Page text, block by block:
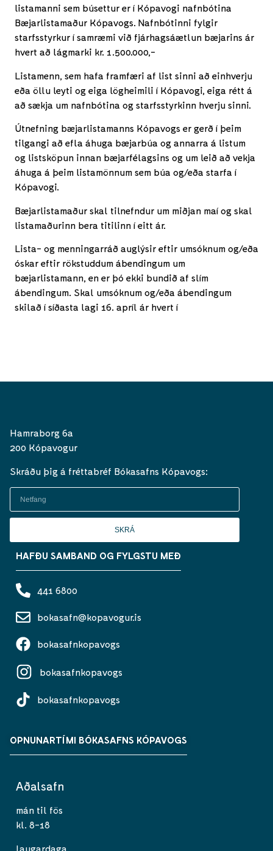
listamanni sem búsettur er í Kópavogi nafnbótina
Bæjarlistamaður Kópavogs. Nafnbótinni fylgir
starfsstyrkur í samræmi við fjárhagsáætlun bæjarins ár
hvert að lágmarki kr. 1.500.000,-
Listamenn, sem hafa framfæri af list sinni að einhverju
eða öllu leyti og eiga lögheimili í Kópavogi, eiga rétt á
að sækja um nafnbótina og starfsstyrkinn hverju sinni.
Útnefning bæjarlistamanns Kópavogs er gerð í þeim
tilgangi að efla áhuga bæjarbúa og annarra á listum
og listsköpun innan bæjarfélagsins og um leið að vekja
áhuga á þeim listamönnum sem búa og/eða starfa í
Kópavogi.
Bæjarlistamaður skal tilnefndur um miðjan maí og skal
listamaðurinn bera titilinn í eitt ár.
Lista- og menningarráð auglýsir eftir umsóknum og/eða
óskar eftir rökstuddum ábendingum um
bæjarlistamann, en er þó ekki bundið af slím
ábendingum. Skal umsóknum og/eða ábendingum
skilað í síðasta lagi 16. apríl ár hvert í
Hamraborg 6a
200 Kópavogur
Skráðu þig á fréttabréf Bókasafns Kópavogs:
SKRÁ
HAFÐU SAMBAND OG FYLGSTU MEÐ
441 6800
bokasafn@kopavogur.is
bokasafnkopavogs
bokasafnkopavogs
bokasafnkopavogs
OPNUNARTÍMI BÓKASAFNS KÓPAVOGS
Aðalsafn
mán til fös
kl. 8-18
laugardaga